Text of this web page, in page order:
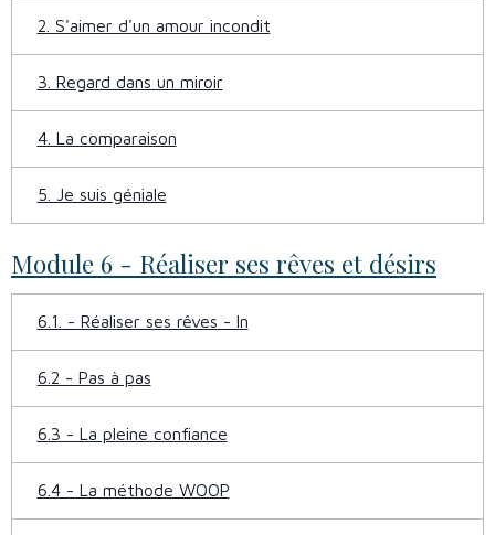
2. S'aimer d'un amour incondit
3. Regard dans un miroir
4. La comparaison
5. Je suis géniale
Module 6 - Réaliser ses rêves et désirs
6.1. - Réaliser ses rêves - In
6.2 - Pas à pas
6.3 - La pleine confiance
6.4 - La méthode WOOP